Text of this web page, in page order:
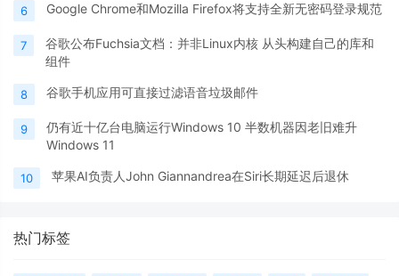
6 Google Chrome和Mozilla Firefox将支持全新无密码登录规范
7
谷歌公布Fuchsia文档：并非Linux内核 从头构建自己的库和
组件
8 谷歌手机应用可直接过滤语音垃圾邮件
9
仍有近十亿台电脑运行Windows 10 半数机器因老旧难升
Windows 11
10 苹果AI负责人John Giannandrea在Siri长期延迟后退休
热门标签